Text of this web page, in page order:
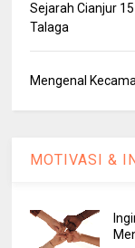
Sejarah Cianjur
Talaga
Mengenal
MOTIVASI &